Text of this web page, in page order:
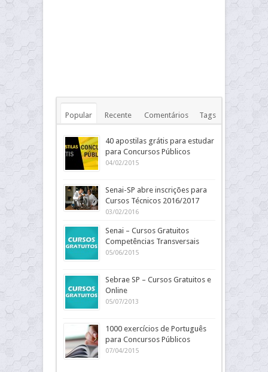
Popular Recente Comentários Tags
40 apostilas grátis para estudar
para Concursos Públicos
04/02/2015
Senai-SP abre inscrições para
Cursos Técnicos 2016/2017
03/02/2016
Senai – Cursos Gratuitos
Competências Transversais
05/06/2015
Sebrae SP – Cursos Gratuitos e
Online
05/07/2013
1000 exercícios de Português
para Concursos Públicos
07/04/2015